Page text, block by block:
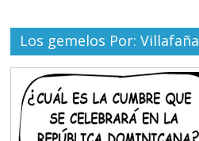
Los gemelos Por: Villafaña